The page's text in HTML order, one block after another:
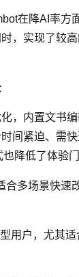
在降AI率方
，实现了较高
，内置文书
间紧迫、需快
降低了体验门
合多场景快速
用户，尤其